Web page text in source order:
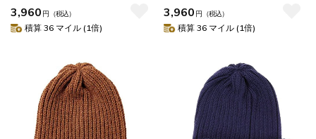
3,960 円 （税込）
積算 36 マイル (1倍)
3,960 円 （税込）
積算 36 マイル (1倍)